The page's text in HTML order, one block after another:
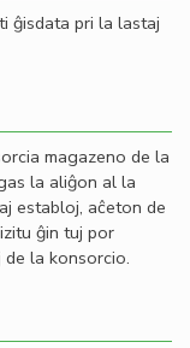
ĝisdata pri la lastaj
magazeno de la
la aliĝon al la
establoj, aĉeton de
ĝin tuj por
la konsorcio.